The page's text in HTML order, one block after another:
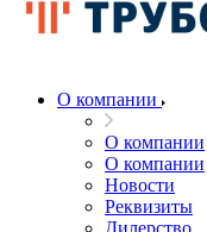
О компании
О компании
О компании
Новости
Реквизиты
Дилерство